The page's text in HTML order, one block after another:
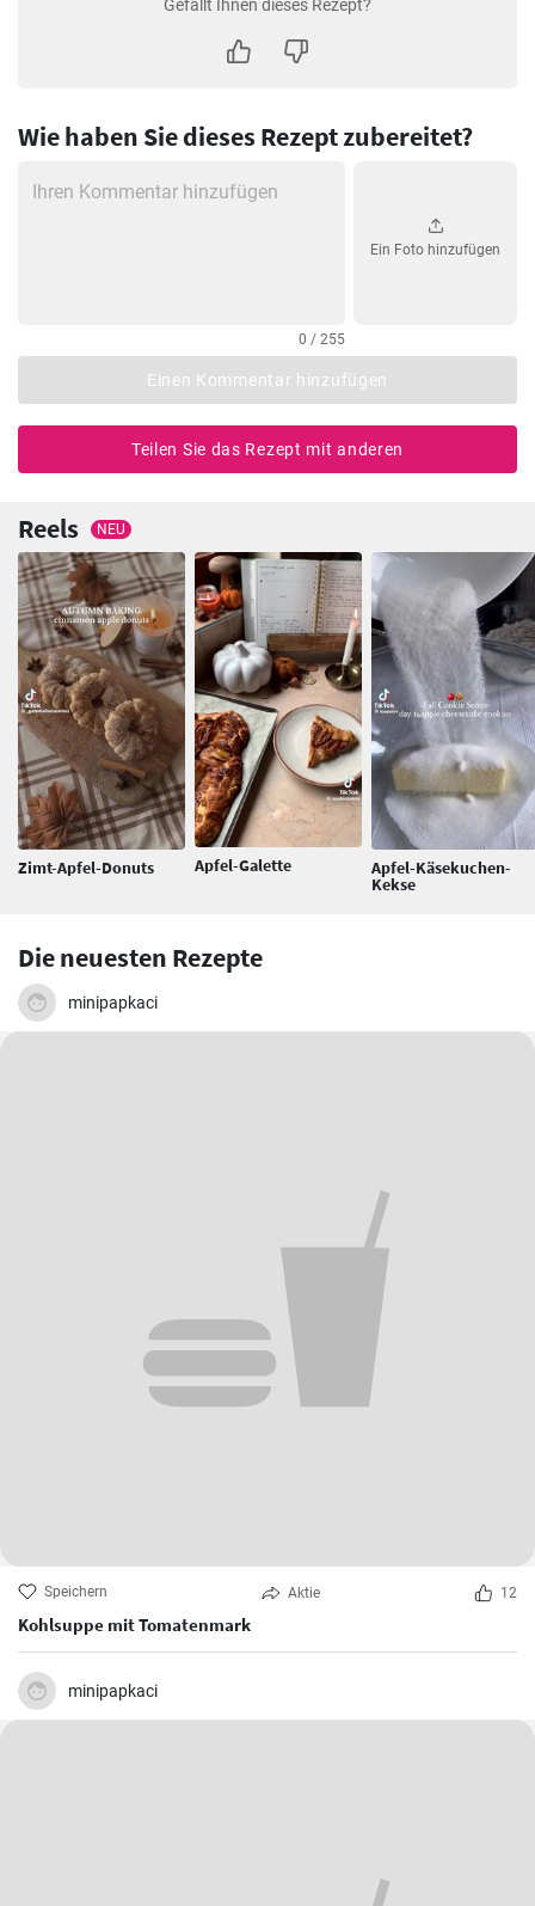
Gefällt Ihnen dieses Rezept?
Wie haben Sie dieses Rezept zubereitet?
0 / 255
Ein Foto hinzufügen
Einen Kommentar hinzufügen
Teilen Sie das Rezept mit anderen
Reels NEU
Zimt-Apfel-Donuts Apfel-Galette Apfel-Käsekuchen-
Kekse
Die neuesten Rezepte
minipapkaci
Speichern Aktie 12
Kohlsuppe mit Tomatenmark
minipapkaci